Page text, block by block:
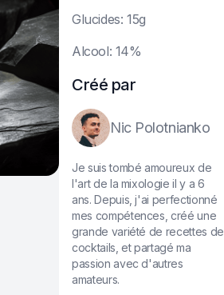
Glucides: 15g
Alcool: 14%
Créé par
Nic Polotnianko
Je suis tombé amoureux de
l'art de la mixologie il y a 6
ans. Depuis, j'ai perfectionné
mes compétences, créé une
grande variété de recettes de
cocktails, et partagé ma
passion avec d'autres
amateurs.